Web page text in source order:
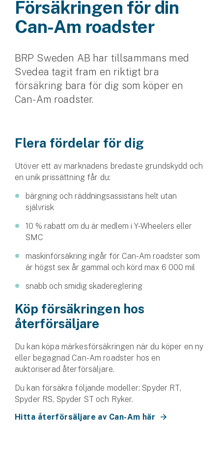
Husvagnsförsäkring
Motorcykel
Mc-försäkring
Märkesförsäkringar
Båt
Märkesförsäkringar
Vattenskoterförsäkring
Djur
Hundförsäkring
Kattförsäkring
Hem & hus
Villaförsäkring
Försäkringen för din
Can-Am roadster
BRP Sweden AB har tillsammans med
Svedea tagit fram en riktigt bra
försäkring bara för dig som köper en
Can-Am roadster.
Flera fördelar för dig
Utöver ett av marknadens bredaste grundskydd och
en unik prissättning får du:
bärgning och räddningsassistans helt utan
självrisk
10 % rabatt om du är medlem i Y-Wheelers eller
SMC
maskinförsäkring ingår för Can-Am roadster som
är högst sex år gammal och körd max 6 000 mil
snabb och smidig skadereglering
Köp försäkringen hos
återförsäljare
Du kan köpa märkesförsäkringen när du köper en ny
eller begagnad Can-Am roadster hos en
auktoriserad återförsäljare.
Du kan försäkra följande modeller: Spyder RT,
Spyder RS, Spyder ST och Ryker.
Hitta återförsäljare av Can-Am här